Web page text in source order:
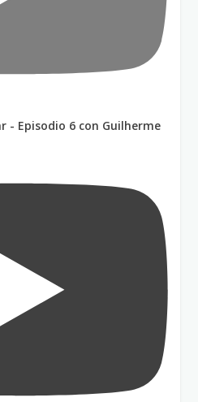
- Episodio 6 con Guilherme